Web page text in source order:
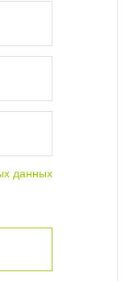
данных